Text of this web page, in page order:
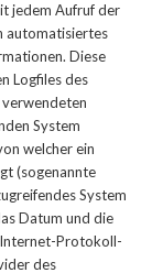
jedem Aufruf der
automatisiertes
Diese
Logfiles des
System
welcher ein
(sogenannte
System
Datum und die
Internet-Protokoll-
des